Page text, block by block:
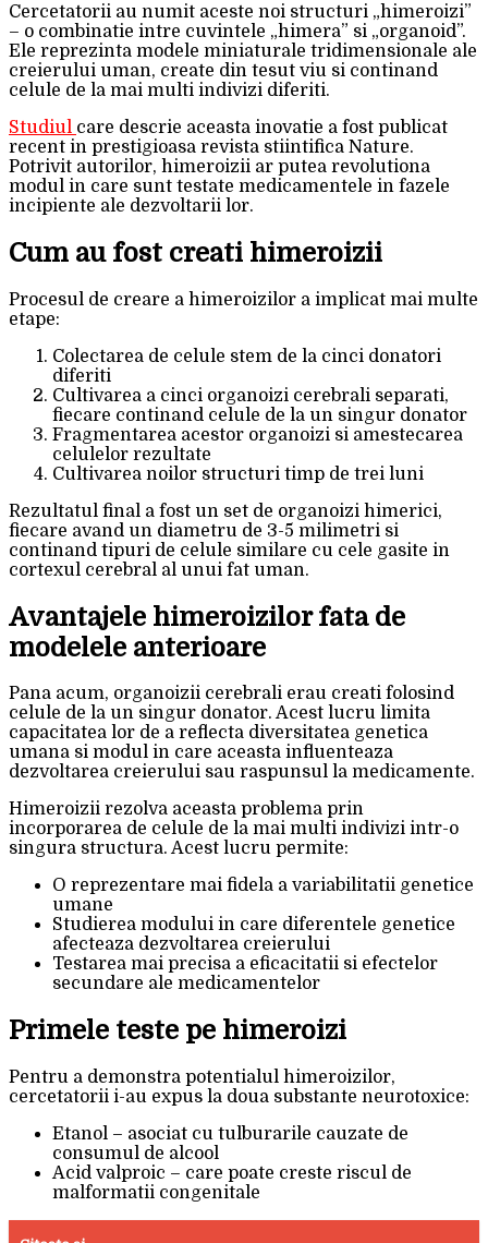
Cercetatorii au numit aceste noi structuri „himeroizi”
– o combinatie intre cuvintele „himera” si „organoid”.
Ele reprezinta modele miniaturale tridimensionale ale
creierului uman, create din tesut viu si continand
celule de la mai multi indivizi diferiti.
Studiul care descrie aceasta inovatie a fost publicat
recent in prestigioasa revista stiintifica Nature.
Potrivit autorilor, himeroizii ar putea revolutiona
modul in care sunt testate medicamentele in fazele
incipiente ale dezvoltarii lor.
Cum au fost creati himeroizii
Procesul de creare a himeroizilor a implicat mai multe
etape:
Colectarea de celule stem de la cinci donatori
diferiti
Cultivarea a cinci organoizi cerebrali separati,
fiecare continand celule de la un singur donator
Fragmentarea acestor organoizi si amestecarea
celulelor rezultate
Cultivarea noilor structuri timp de trei luni
Rezultatul final a fost un set de organoizi himerici,
fiecare avand un diametru de 3-5 milimetri si
continand tipuri de celule similare cu cele gasite in
cortexul cerebral al unui fat uman.
Avantajele himeroizilor fata de
modelele anterioare
Pana acum, organoizii cerebrali erau creati folosind
celule de la un singur donator. Acest lucru limita
capacitatea lor de a reflecta diversitatea genetica
umana si modul in care aceasta influenteaza
dezvoltarea creierului sau raspunsul la medicamente.
Himeroizii rezolva aceasta problema prin
incorporarea de celule de la mai multi indivizi intr-o
singura structura. Acest lucru permite:
O reprezentare mai fidela a variabilitatii genetice
umane
Studierea modului in care diferentele genetice
afecteaza dezvoltarea creierului
Testarea mai precisa a eficacitatii si efectelor
secundare ale medicamentelor
Primele teste pe himeroizi
Pentru a demonstra potentialul himeroizilor,
cercetatorii i-au expus la doua substante neurotoxice:
Etanol – asociat cu tulburarile cauzate de
consumul de alcool
Acid valproic – care poate creste riscul de
malformatii congenitale